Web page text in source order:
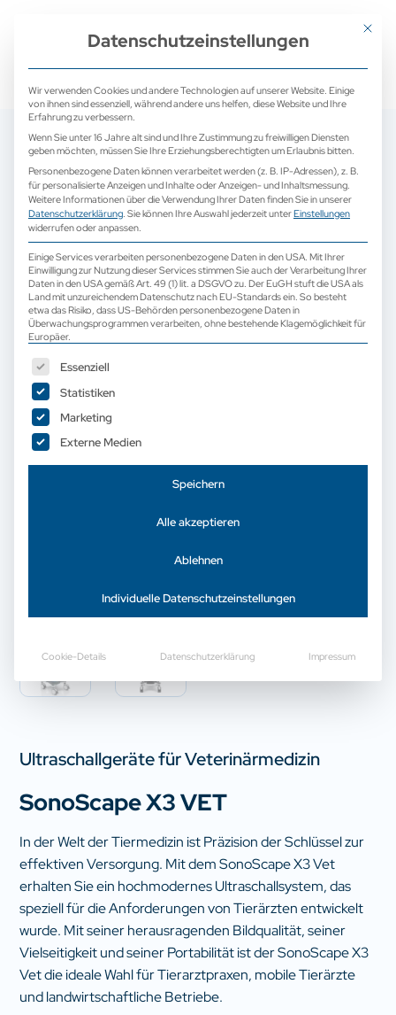
Ultraschallgeräte für Veterinärmedizin
SonoScape X3 VET
In der Welt der Tiermedizin ist Präzision der Schlüssel zur
effektiven Versorgung. Mit dem SonoScape X3 Vet
erhalten Sie ein hochmodernes Ultraschallsystem, das
speziell für die Anforderungen von Tierärzten entwickelt
wurde. Mit seiner herausragenden Bildqualität, seiner
Vielseitigkeit und seiner Portabilität ist der SonoScape X3
Vet die ideale Wahl für Tierarztpraxen, mobile Tierärzte
und landwirtschaftliche Betriebe.
Mit
Datenschutzeinstellungen
Wir verwenden Cookies und andere Technologien auf unserer Website. Einige
von ihnen sind essenziell, während andere uns helfen, diese Website und Ihre
Erfahrung zu verbessern.
Wenn Sie unter 16 Jahre alt sind und Ihre Zustimmung zu freiwilligen Diensten
geben möchten, müssen Sie Ihre Erziehungsberechtigten um Erlaubnis bitten.
Personenbezogene Daten können verarbeitet werden (z. B. IP-Adressen), z. B.
für personalisierte Anzeigen und Inhalte oder Anzeigen- und Inhaltsmessung.
Weitere Informationen über die Verwendung Ihrer Daten finden Sie in unserer
Datenschutzerklärung. Sie können Ihre Auswahl jederzeit unterEinstellungen
widerrufen oder anpassen.
Einige Services verarbeiten personenbezogene Daten in den USA. Mit Ihrer
Einwilligung zur Nutzung dieser Services stimmen Sie auch der Verarbeitung Ihrer
Daten in den USA gemäß Art. 49 (1) lit. a DSGVO zu. Der EuGH stuft die USA als
Land mit unzureichendem Datenschutz nach EU-Standards ein. So besteht
etwa das Risiko, dass US-Behörden personenbezogene Daten in
Überwachungsprogrammen verarbeiten, ohne bestehende Klagemöglichkeit für
Europäer.
Es folgt eine Liste der Service-Gruppen, für die eine
Essenziell
Statistiken
Marketing
Externe Medien
Speichern
Alle akzeptieren
Ablehnen
Individuelle Datenschutzeinstellungen
Cookie-Details Datenschutzerklärung Impressum